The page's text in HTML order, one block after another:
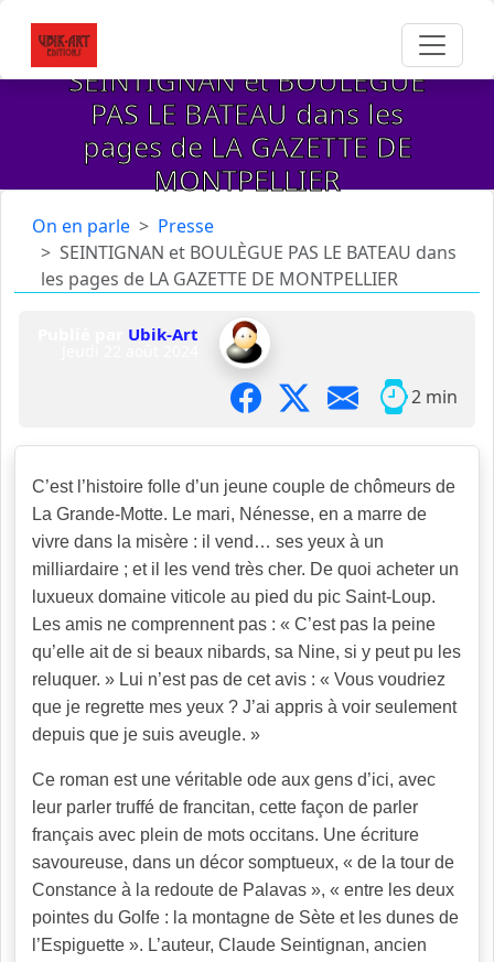
SEINTIGNAN et BOULÈGUE
PAS LE BATEAU dans les
pages de LA GAZETTE DE
MONTPELLIER
On en parle
Presse
SEINTIGNAN et BOULÈGUE PAS LE BATEAU dans
les pages de LA GAZETTE DE MONTPELLIER
Ubik-Art
2 min
C’est l’histoire folle d’un jeune couple de chômeurs de
La Grande-Motte. Le mari, Nénesse, en a marre de
vivre dans la misère : il vend… ses yeux à un
milliardaire ; et il les vend très cher. De quoi acheter un
luxueux domaine viticole au pied du pic Saint-Loup.
Les amis ne comprennent pas : « C’est pas la peine
qu’elle ait de si beaux nibards, sa Nine, si y peut pu les
reluquer. » Lui n’est pas de cet avis : « Vous voudriez
que je regrette mes yeux ? J’ai appris à voir seulement
depuis que je suis aveugle. »
Ce roman est une véritable ode aux gens d’ici, avec
leur parler truffé de francitan, cette façon de parler
français avec plein de mots occitans. Une écriture
savoureuse, dans un décor somptueux, « de la tour de
Constance à la redoute de Palavas », « entre les deux
pointes du Golfe : la montagne de Sète et les dunes de
l’Espiguette ». L’auteur, Claude Seintignan, ancien